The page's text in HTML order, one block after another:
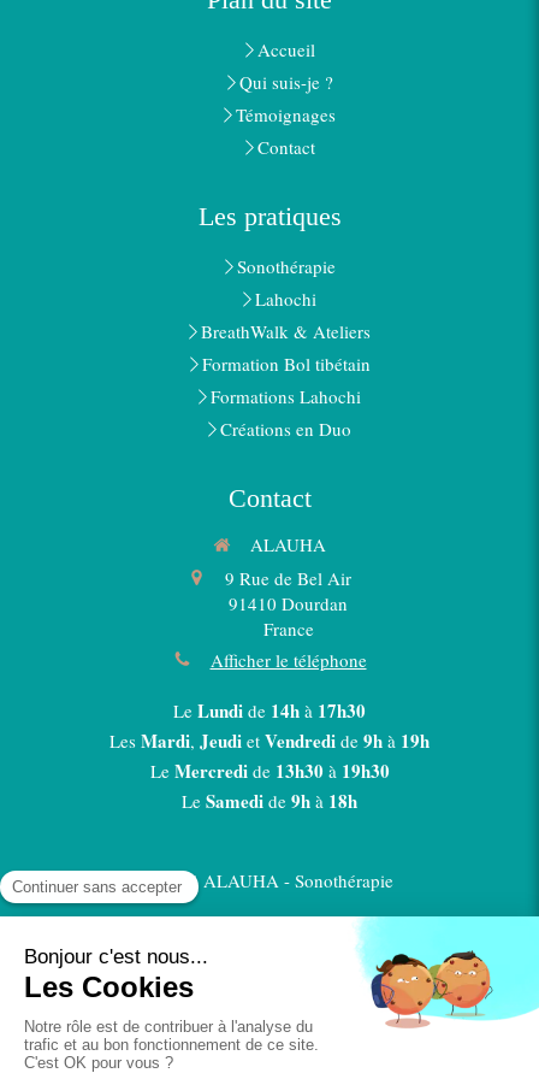
Accueil
Qui suis-je ?
Témoignages
Contact
Les pratiques
Sonothérapie
Lahochi
BreathWalk & Ateliers
Formation Bol tibétain
Formations Lahochi
Créations en Duo
Contact
ALAUHA
9 Rue de Bel Air
91410 Dourdan
France
Afficher le téléphone
Le Lundi de 14h à 17h30
Les Mardi, Jeudi et Vendredi de 9h à 19h
Le Mercredide 13h30 à 19h30
Le Samedi de 9h à 18h
©2024 ALAUHA - Sonothérapie
CGV